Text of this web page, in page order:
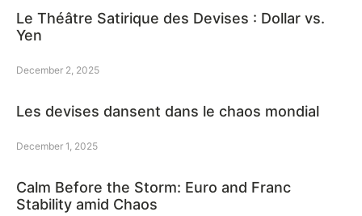
Le Théâtre Satirique des Devises : Dollar vs.
Yen
December 2, 2025
Les devises dansent dans le chaos mondial
December 1, 2025
Calm Before the Storm: Euro and Franc
Stability amid Chaos